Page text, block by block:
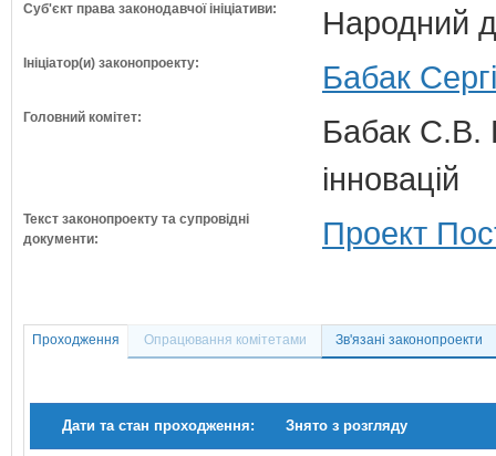
Суб'єкт права законодавчої ініціативи: Народний
Ініціатор(и) законопроекту: Бабак
Головний комітет:
Бабак С.В.
інновацій
Текст законопроекту та супровідні
документи:
Проект
Проходження Опрацювання комітетами Зв'язані законопроекти
Дати та стан проходження: Знято з розгляду